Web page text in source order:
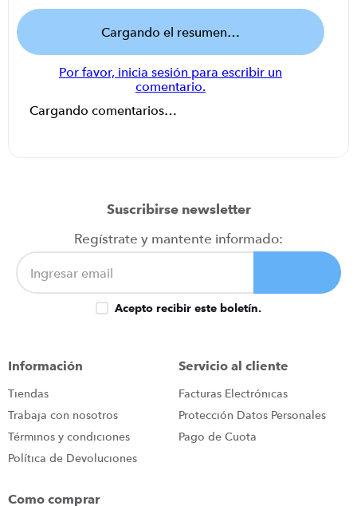
Cargando el resumen…
Por favor, inicia sesión para escribir un
comentario.
Cargando comentarios…
Suscribirse newsletter
Regístrate y mantente informado:
Acepto recibir este boletín.
Información
Tiendas
Trabaja con nosotros
Términos y condiciones
Política de Devoluciones
Servicio al cliente
Facturas Electrónicas
Protección Datos Personales
Pago de Cuota
Como comprar